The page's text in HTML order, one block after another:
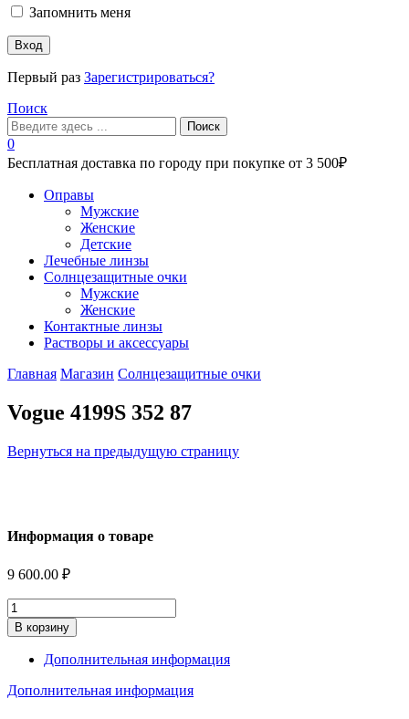
Запомнить меня
Вход
Первый раз Зарегистрироваться?
Поиск
Поиск
0
Бесплатная доставка по городу при покупке от 3 500₽
Оправы
Мужские
Женские
Детские
Лечебные линзы
Солнцезащитные очки
Мужские
Женские
Контактные линзы
Растворы и аксессуары
Главная Магазин Солнцезащитные очки
Vogue 4199S 352 87
Вернуться на предыдущую страницу
Информация о товаре
9 600.00 ₽
Количество
В корзину
Дополнительная информация
Дополнительная информация